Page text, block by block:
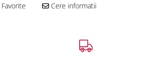
Cere informatii